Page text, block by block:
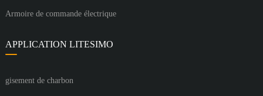
Armoire de commande électrique
APPLICATION LITESIMO
gisement de charbon